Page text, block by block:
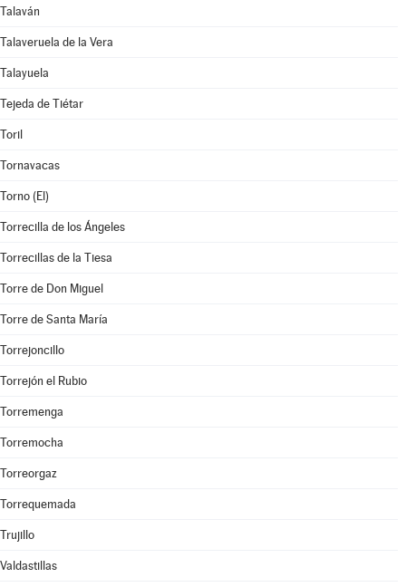
Talaván
Talaveruela de la Vera
Talayuela
Tejeda de Tiétar
Toril
Tornavacas
Torno (El)
Torrecilla de los Ángeles
Torrecillas de la Tiesa
Torre de Don Miguel
Torre de Santa María
Torrejoncillo
Torrejón el Rubio
Torremenga
Torremocha
Torreorgaz
Torrequemada
Trujillo
Valdastillas